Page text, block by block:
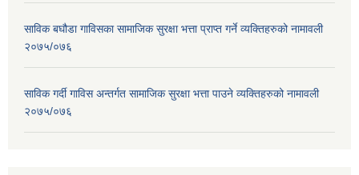
साविक बघौडा गाविसका सामाजिक सुरक्षा भत्ता प्राप्त गर्ने व्यक्तिहरुको नामावली
२०७५/०७६
साविक गर्दी गाविस अन्तर्गत सामाजिक सुरक्षा भत्ता पाउने व्यक्तिहरुको नामावली
२०७५/०७६